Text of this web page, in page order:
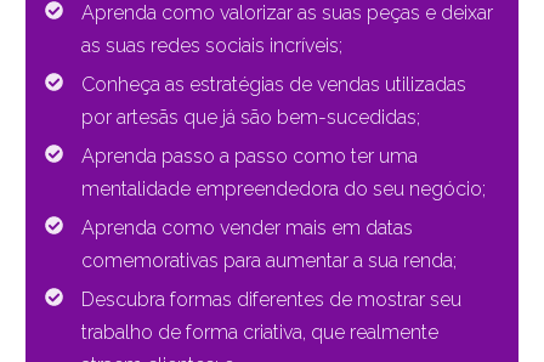
Aprenda como valorizar as suas peças e deixar
as suas redes sociais incríveis;
Conheça as estratégias de vendas utilizadas
por artesãs que já são bem-sucedidas;
Aprenda passo a passo como ter uma
mentalidade empreendedora do seu negócio;
Aprenda como vender mais em datas
comemorativas para aumentar a sua renda;
Descubra formas diferentes de mostrar seu
trabalho de forma criativa, que realmente